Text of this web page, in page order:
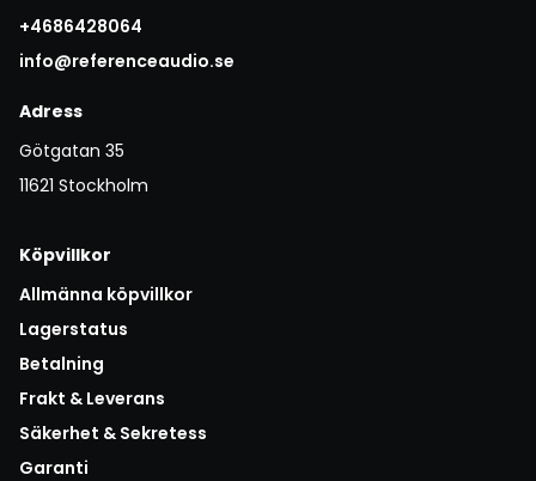
+4686428064
info@referenceaudio.se
Adress
Götgatan 35
11621 Stockholm
Köpvillkor
Allmänna köpvillkor
Lagerstatus
Betalning
Frakt & Leverans
Säkerhet & Sekretess
Garanti